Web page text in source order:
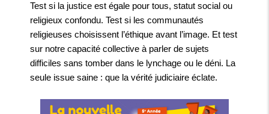
Test si la justice est égale pour tous, statut social ou
religieux confondu. Test si les communautés
religieuses choisissent l’éthique avant l’image. Et test
sur notre capacité collective à parler de sujets
difficiles sans tomber dans le lynchage ou le déni. La
seule issue saine : que la vérité judiciaire éclate.